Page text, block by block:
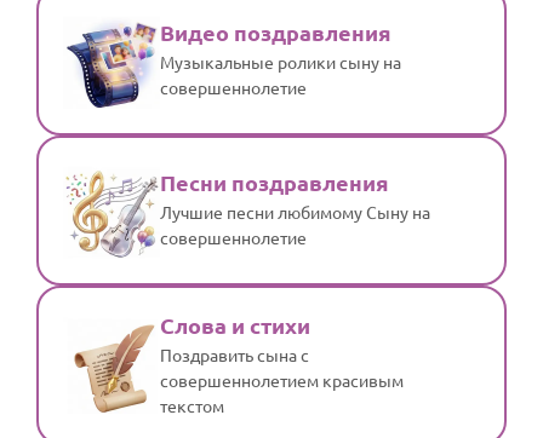
Видео поздравления
Музыкальные ролики сыну на
совершеннолетие
Песни поздравления
Лучшие песни любимому Сыну на
совершеннолетие
Слова и стихи
Поздравить сына с
совершеннолетием красивым
текстом